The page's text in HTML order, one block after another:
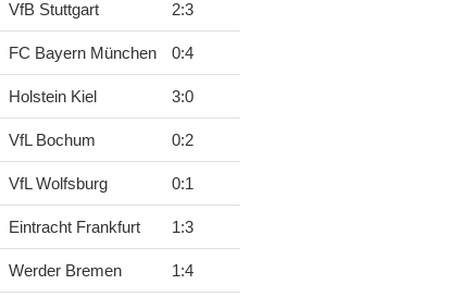
VfB Stuttgart 2:3
FC Bayern München 0:4
Holstein Kiel 3:0
VfL Bochum 0:2
VfL Wolfsburg 0:1
Eintracht Frankfurt 1:3
Werder Bremen 1:4